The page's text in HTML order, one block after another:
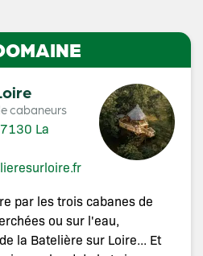
cabaneurs
La
par les trois cabanes de
ou sur l'eau,
la Batelière sur Loire... Et